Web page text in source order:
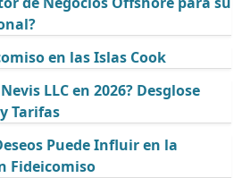
en las Islas Cook
LLC en 2026? Desglose
Tarifas
Puede Influir en la
Fideicomiso